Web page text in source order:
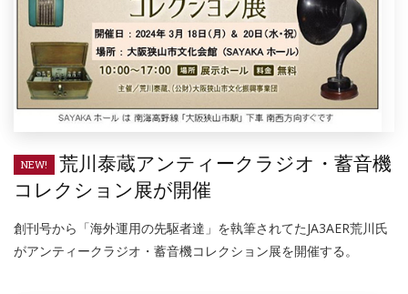
NEW!
荒川泰蔵アンティークラジオ・蓄音機
コレクション展が開催
創刊号から「海外運用の先駆者達」を執筆されてたJA3AER荒川氏
がアンティークラジオ・蓄音機コレクション展を開催する。